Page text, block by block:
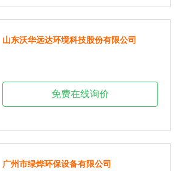
山东沃华远达环境科技股份有限公司
免费在线询价
广州市绿烨环保设备有限公司